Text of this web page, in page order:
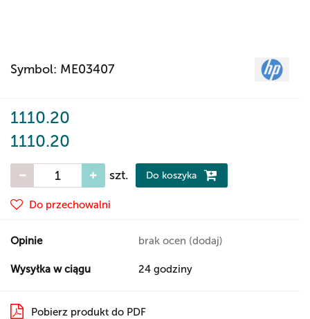
Symbol: ME03407
1110.20
1110.20
szt. Do koszyka
Do przechowalni
Opinie brak ocen (dodaj)
Wysyłka w ciągu 24 godziny
Pobierz produkt do PDF